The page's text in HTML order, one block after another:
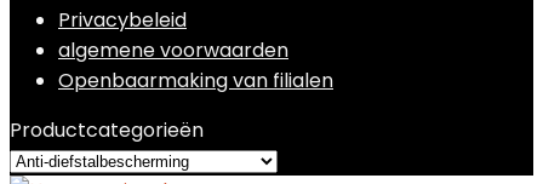
Privacybeleid
algemene voorwaarden
Openbaarmaking van filialen
Productcategorieën